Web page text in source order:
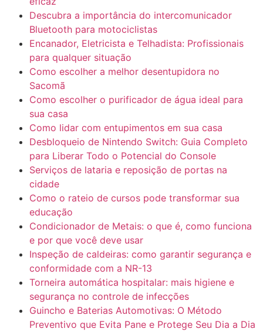
Descubra a importância do intercomunicador
Bluetooth para motociclistas
Encanador, Eletricista e Telhadista: Profissionais
para qualquer situação
Como escolher a melhor desentupidora no
Sacomã
Como escolher o purificador de água ideal para
sua casa
Como lidar com entupimentos em sua casa
Desbloqueio de Nintendo Switch: Guia Completo
para Liberar Todo o Potencial do Console
Serviços de lataria e reposição de portas na
cidade
Como o rateio de cursos pode transformar sua
educação
Condicionador de Metais: o que é, como funciona
e por que você deve usar
Inspeção de caldeiras: como garantir segurança e
conformidade com a NR-13
Torneira automática hospitalar: mais higiene e
segurança no controle de infecções
Guincho e Baterias Automotivas: O Método
Preventivo que Evita Pane e Protege Seu Dia a Dia